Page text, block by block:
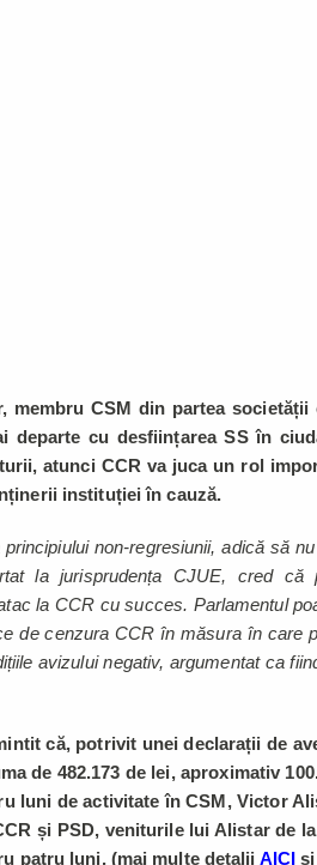
membru CSM din partea
departe cu desființarea SS în
atunci CCR va juca un rol
instituției în cauză.
non-regresiunii, adică să
la jurisprudența CJUE, cred că
la CCR cu succes. Parlamentul
de cenzura CCR în măsura în care
avizului negativ, argumentat ca
că, potrivit unei declarații de
de 482.173 de lei, aproximativ
luni de activitate în CSM, Victor
și PSD, veniturile lui Alistar de
patru luni. (mai multe detalii AICI